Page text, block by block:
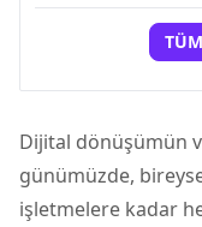
Dijital dönüşümün
günümüzde,
işletmelere kadar